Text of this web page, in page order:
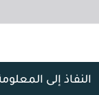
النفاذ إلى